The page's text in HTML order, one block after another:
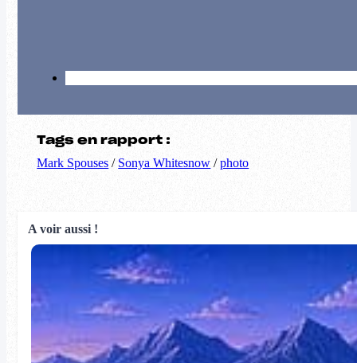
Tags en rapport :
Mark Spouses / Sonya Whitesnow /photo
A voir aussi !